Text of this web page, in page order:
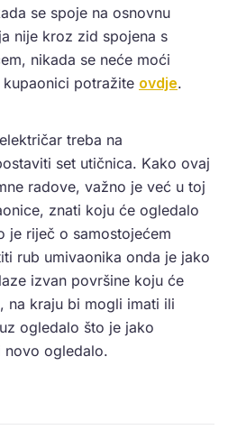
se spoje na osnovnu
nije kroz zid spojena s
nikada se neće moći
potražite ovdje.
treba na
set utičnica. Kako ovaj
radove, važno je već u toj
znati koju će ogledalo
je riječ o samostojećem
rub umivaonika onda je jako
izvan površine koju će
na kraju bi mogli imati ili
ogledalo što je jako
novo ogledalo.